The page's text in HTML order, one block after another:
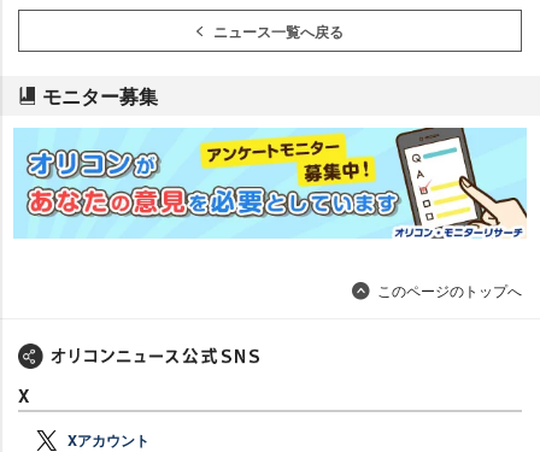
ニュース一覧へ戻る
モニター募集
このページのトップへ
X
Xアカウント